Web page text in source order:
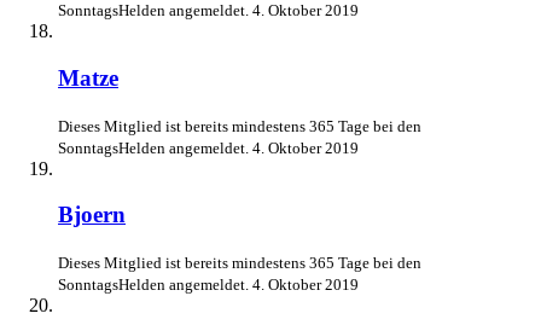
SonntagsHelden angemeldet. 4. Oktober 2019
Matze
Dieses Mitglied ist bereits mindestens 365 Tage bei den
SonntagsHelden angemeldet. 4. Oktober 2019
Bjoern
Dieses Mitglied ist bereits mindestens 365 Tage bei den
SonntagsHelden angemeldet. 4. Oktober 2019